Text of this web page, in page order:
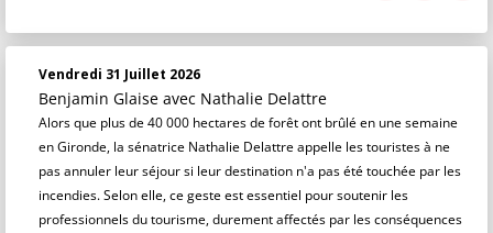
Vendredi 31 Juillet 2026
Benjamin Glaise avec Nathalie Delattre
Alors que plus de 40 000 hectares de forêt ont brûlé en une semaine
en Gironde, la sénatrice Nathalie Delattre appelle les touristes à ne
pas annuler leur séjour si leur destination n'a pas été touchée par les
incendies. Selon elle, ce geste est essentiel pour soutenir les
professionnels du tourisme, durement affectés par les conséquences